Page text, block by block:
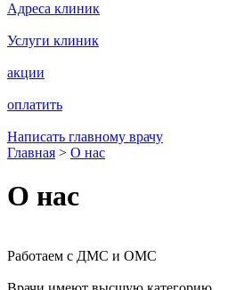
Адреса клиник
Услуги клиник
акции
оплатить
Написать главному врачу
Главная > О нас
О нас
Работаем с ДМС и ОМС